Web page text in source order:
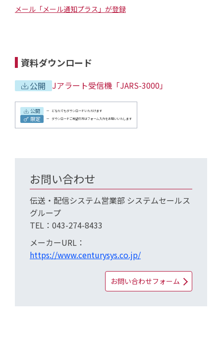
メール「メール通知プラス」が登録
資料ダウンロード
公開 Jアラート受信機「JARS-3000」
公開 どなたでもダウンロードいただけます
限定 ダウンロードご希望の方はフォーム入力をお願いいたします
お問い合わせ
伝送・配信システム営業部 システムセールス
グループ
TEL：043-274-8433
メーカーURL：
https://www.centurysys.co.jp/
お問い合わせフォーム